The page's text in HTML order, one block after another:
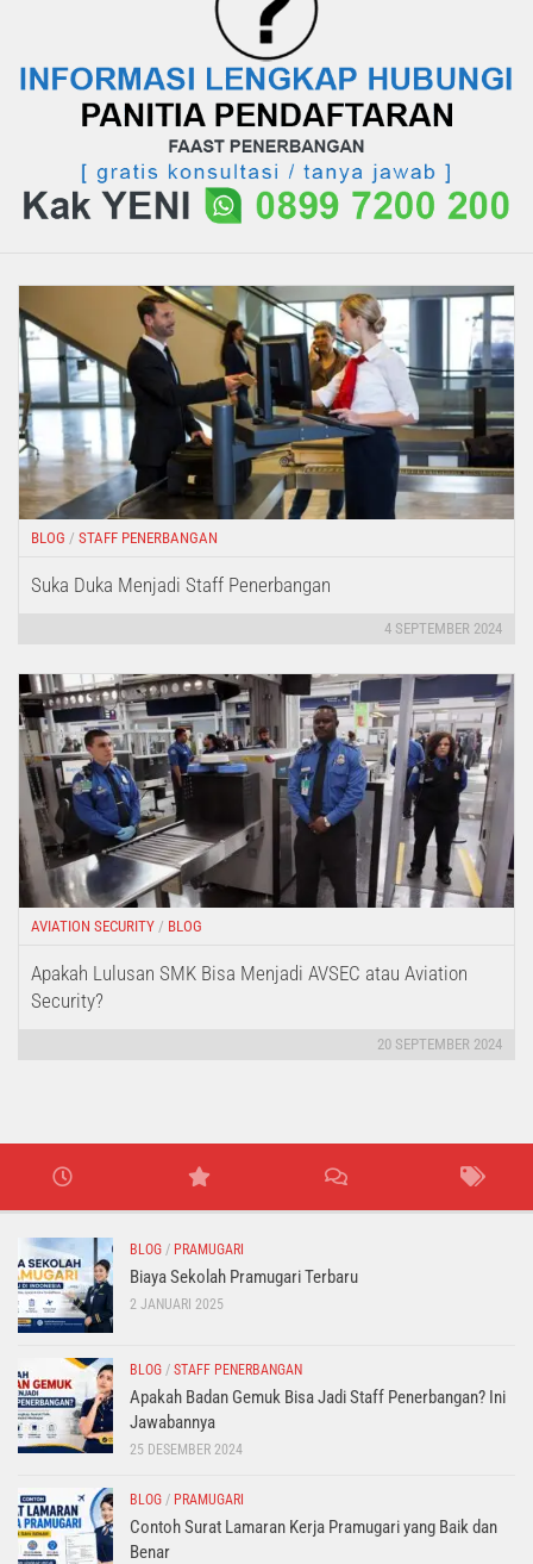
BLOG / STAFF PENERBANGAN
Suka Duka Menjadi Staff Penerbangan
4 SEPTEMBER 2024
AVIATION SECURITY / BLOG
Apakah Lulusan SMK Bisa Menjadi AVSEC atau Aviation
Security?
20 SEPTEMBER 2024
BLOG / PRAMUGARI
Biaya Sekolah Pramugari Terbaru
2 JANUARI 2025
BLOG / STAFF PENERBANGAN
Apakah Badan Gemuk Bisa Jadi Staff Penerbangan? Ini
Jawabannya
25 DESEMBER 2024
BLOG / PRAMUGARI
Contoh Surat Lamaran Kerja Pramugari yang Baik dan
Benar